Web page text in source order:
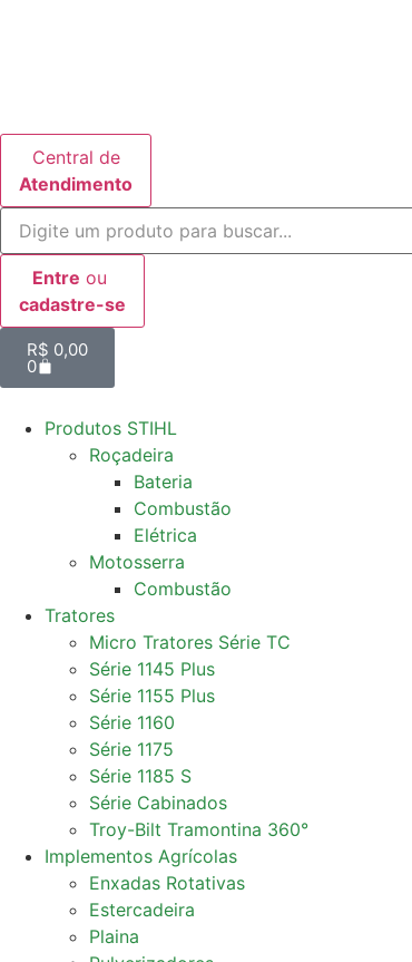
Central de
Atendimento
Entre ou
cadastre-se
R$ 0,00
0
Produtos STIHL
Roçadeira
Bateria
Combustão
Elétrica
Motosserra
Combustão
Tratores
Micro Tratores Série TC
Série 1145 Plus
Série 1155 Plus
Série 1160
Série 1175
Série 1185 S
Série Cabinados
Troy-Bilt Tramontina 360°
Implementos Agrícolas
Enxadas Rotativas
Estercadeira
Plaina